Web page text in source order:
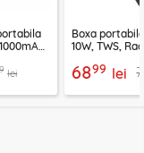
lei
Boxa
10W, TWS,
6899 lei